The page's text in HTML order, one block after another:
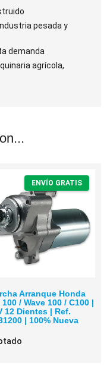
pesada y
demanda
agrícola,
ENVÍO GRATIS
Arranque Honda
100 / Wave 100 / C100 |
12 Dientes | Ref.
| 100% Nueva